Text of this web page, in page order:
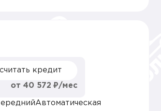
кредит
от 40 572 ₽/мес
Автоматическая